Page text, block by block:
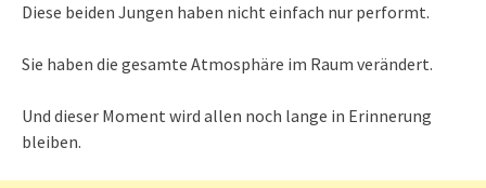
Diese beiden Jungen haben nicht einfach nur performt.
Sie haben die gesamte Atmosphäre im Raum verändert.
Und dieser Moment wird allen noch lange in Erinnerung
bleiben.